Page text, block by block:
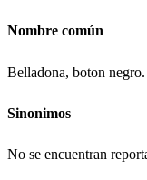
Nombre común
Belladona, boton negro.
Sinonimos
No se encuentran